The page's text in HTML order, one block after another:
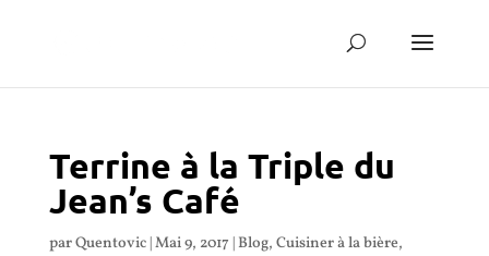
Terrine à la Triple du
Jean’s Café
parQuentovic|Mai 9, 2017 |Blog, Cuisiner à la bière,